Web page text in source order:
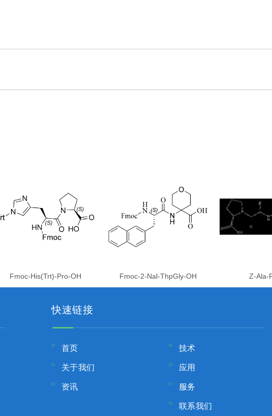
Fmoc-His(Trt)-Pro-OH Fmoc-2-Nal-ThpGly-OH Z-Ala-
快速链接
首页
关于我们
资讯
技术
应用
服务
联系我们